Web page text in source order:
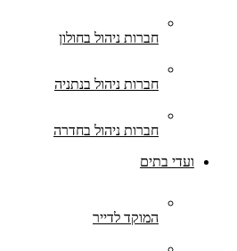
חברות ניהול בחולון
חברות ניהול בנתניה
חברות ניהול בחדרה
ועדי בתים
המוקד לדייר